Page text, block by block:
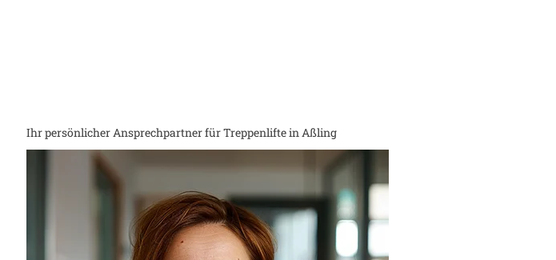
Ihr persönlicher Ansprechpartner für Treppenlifte in Aßling